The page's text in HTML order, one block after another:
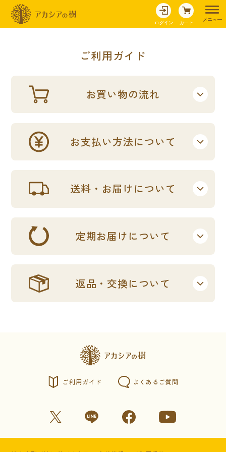
メニュー
ログイン カート
ご利用ガイド
お買い物の流れ
お支払い方法について
送料・お届けについて
定期お届けについて
返品・交換について
ご利用ガイド よくあるご質問